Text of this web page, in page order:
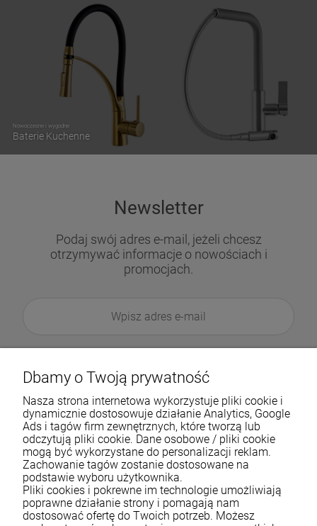
Nowoczesne i wygodne
Baterie Kuchenne
Newsletter
Podaj swój adres e-mail, jeżeli chcesz
otrzymywać informacje o nowościach i
promocjach.
Pomoc
Dbamy o Twoją prywatność
Nasza strona internetowa wykorzystuje pliki cookie i
dynamicznie dostosowuje działanie Analytics, Google
Ads i tagów firm zewnętrznych, które tworzą lub
odczytują pliki cookie. Dane osobowe / pliki cookie
mogą być wykorzystane do personalizacji reklam.
Zachowanie tagów zostanie dostosowane na
podstawie wyboru użytkownika.
Pliki cookies i pokrewne im technologie umożliwiają
poprawne działanie strony i pomagają nam
dostosować ofertę do Twoich potrzeb. Możesz